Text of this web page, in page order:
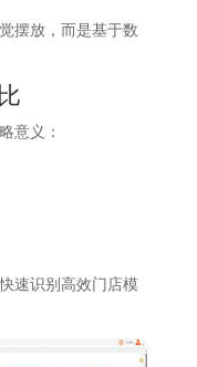
摆放，而是基于数
意义：
速识别高效门店模